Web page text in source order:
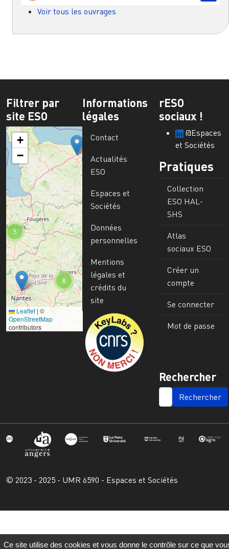
Voir tous les ouvrages
Filtrer par
site ESO
6
5
+
−
Leaflet | ©
OpenStreetMap
contributors
Informations
légales
Contact
Actualités
ESO
Espaces et
Sociétés
Données
personnelles
Mentions
légales et
crédits du
site
Image
rESO
sociaux !
@Espaces
et Sociétés
Pratiques
Collection
ESO HAL-
SHS
Atlas
sociaux ESO
Créer un
compte
Se connecter
Mot de passe
Rechercher
SEARCH
© 2023 - 2025 - UMR 6590 - Espaces et Sociétés
Ce site utilise des cookies et vous donne le contrôle sur ce que